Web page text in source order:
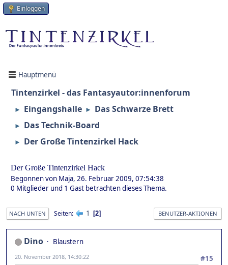
Einloggen
Hauptmenü
Tintenzirkel - das Fantasyautor:innenforum
► Eingangshalle ► Das Schwarze Brett
► Das Technik-Board
► Der Große Tintenzirkel Hack
Der Große Tintenzirkel Hack
Begonnen von Maja, 26. Februar 2009, 07:54:38
0 Mitglieder und 1 Gast betrachten dieses Thema.
NACH UNTEN Seiten 1 2 BENUTZER-AKTIONEN
Dino
Blaustern
#15
20. November 2018, 14:30:22